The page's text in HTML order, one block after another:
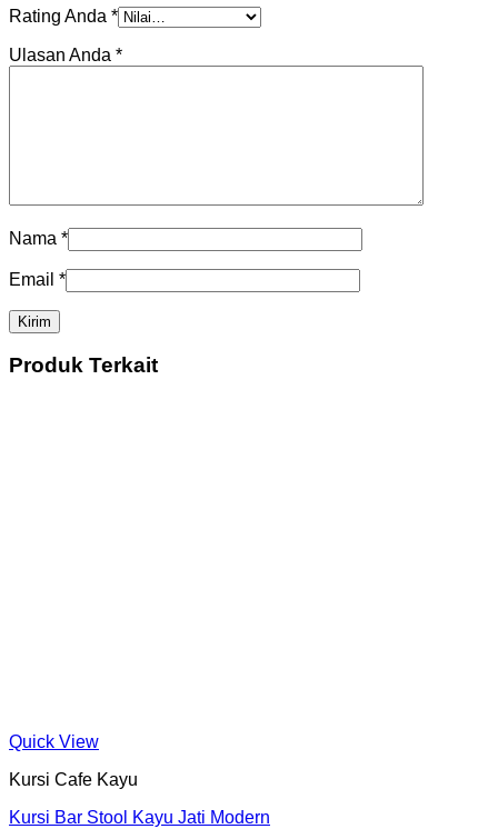
Rating Anda *
Ulasan Anda *
Nama *
Email *
Produk Terkait
Quick View
Kursi Cafe Kayu
Kursi Bar Stool Kayu Jati Modern